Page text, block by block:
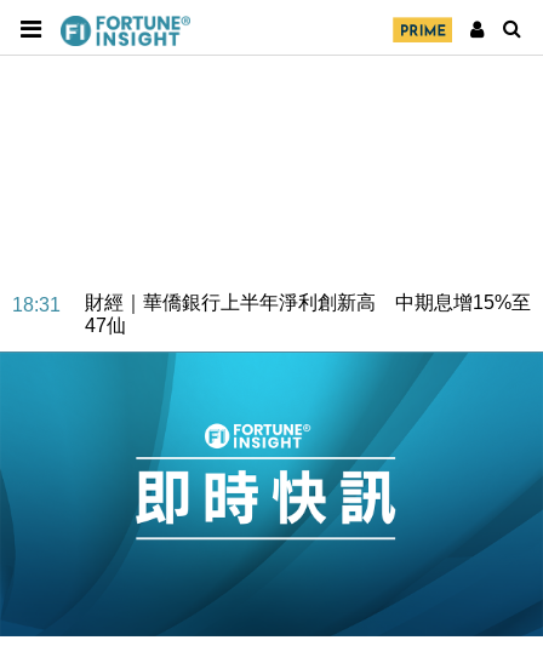
18:31
財經｜華僑銀行上半年淨利創新高 中期息增15%至
47仙
財經｜滙豐上調香港今年GDP預測至4.5% 看好貿易
及消費表現
本地｜假冒內地執法人員要求交「保證金」 43歲女子
損失近6900萬元
財經｜日經失守6.5萬點後回穩 全周仍升近2%
15:47
財經｜恒隆10月換帥 玩具「反」斗城亞洲CEO蔡德
財經｜韓股反覆波動收跌 連挫7周創逾3年最長跌勢